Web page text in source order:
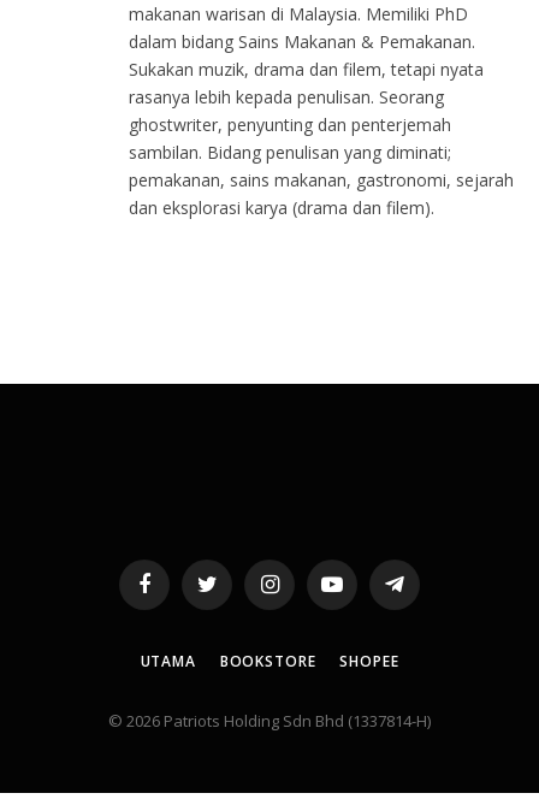
makanan warisan di Malaysia. Memiliki PhD
dalam bidang Sains Makanan & Pemakanan.
Sukakan muzik, drama dan filem, tetapi nyata
rasanya lebih kepada penulisan. Seorang
ghostwriter, penyunting dan penterjemah
sambilan. Bidang penulisan yang diminati;
pemakanan, sains makanan, gastronomi, sejarah
dan eksplorasi karya (drama dan filem).
FacebookTwitter InstagramYouTubeTelegram
UTAMA BOOKSTORE SHOPEE
© 2026 Patriots Holding Sdn Bhd (1337814-H)